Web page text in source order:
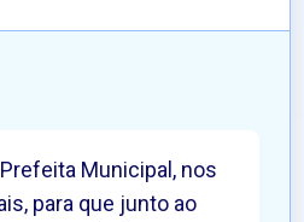
Municipal, nos
para que junto ao